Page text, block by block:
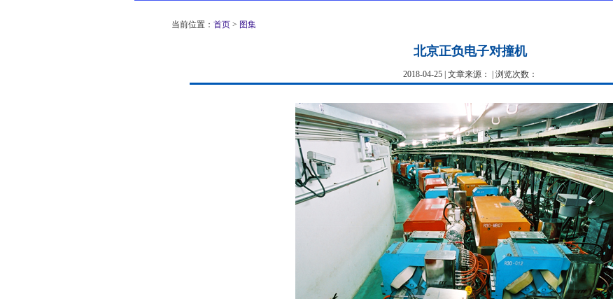
当前位置： 首页 > 图集
北京正负电子对撞机
2018-04-25 | 文章来源： | 浏览次数：